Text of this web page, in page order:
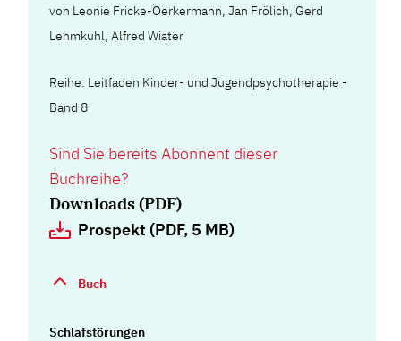
von Leonie Fricke-Oerkermann,Jan Frölich,Gerd
Lehmkuhl,Alfred Wiater
Reihe: Leitfaden Kinder- und Jugendpsychotherapie -
Band 8
Sind Sie bereits Abonnent dieser
Buchreihe?
Downloads (PDF)
Prospekt (PDF, 5 MB)
Buch
Schlafstörungen